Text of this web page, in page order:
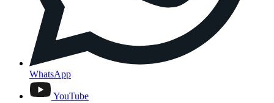
WhatsApp
YouTube